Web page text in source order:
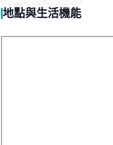
地點與生活機能